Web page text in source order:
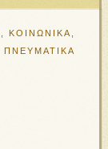
ΚΟΙΝΩΝΙΚΑ
ΠΝΕΥΜΑΤΙΚΑ